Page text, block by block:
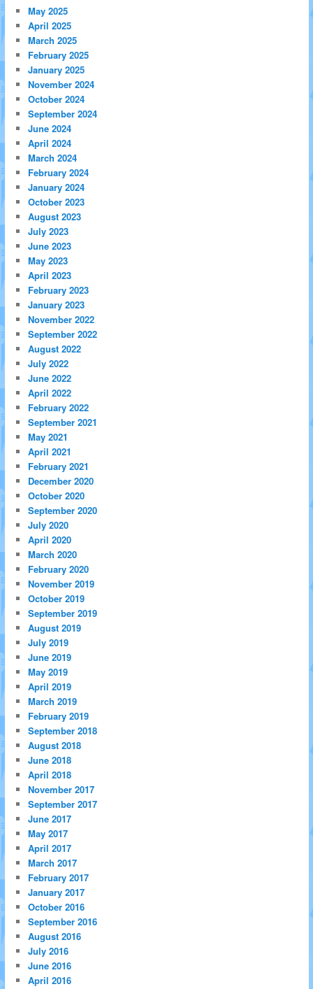
May 2025
April 2025
March 2025
February 2025
January 2025
November 2024
October 2024
September 2024
June 2024
April 2024
March 2024
February 2024
January 2024
October 2023
August 2023
July 2023
June 2023
May 2023
April 2023
February 2023
January 2023
November 2022
September 2022
August 2022
July 2022
June 2022
April 2022
February 2022
September 2021
May 2021
April 2021
February 2021
December 2020
October 2020
September 2020
July 2020
April 2020
March 2020
February 2020
November 2019
October 2019
September 2019
August 2019
July 2019
June 2019
May 2019
April 2019
March 2019
February 2019
September 2018
August 2018
June 2018
April 2018
November 2017
September 2017
June 2017
May 2017
April 2017
March 2017
February 2017
January 2017
October 2016
September 2016
August 2016
July 2016
June 2016
April 2016